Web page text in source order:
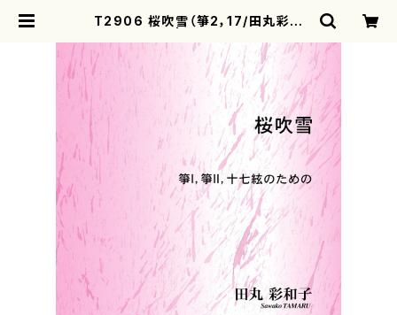
T2906 桜吹雪（箏2，17/田丸彩和